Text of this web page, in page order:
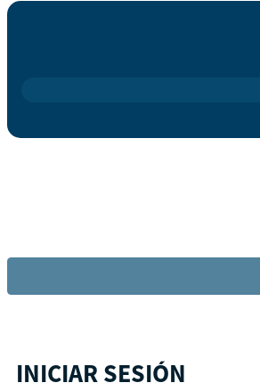
INICIAR SESIÓN